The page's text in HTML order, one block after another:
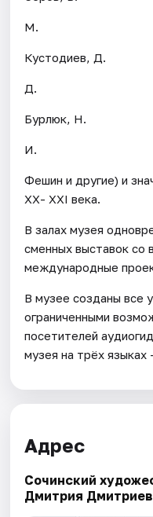
М.
Кустодиев, Д.
Д.
Бурлюк, Н.
И.
Фешин и другие) и
ХХ- ХХI века.
В залах музея
сменных выставок со
международные
В музее созданы все
ограниченными
посетителей
музея на трёх языках
Адрес
Сочинский
Дмитрия